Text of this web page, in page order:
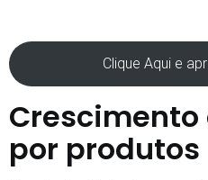
Clique Aqui e
Crescimento do interesse
por